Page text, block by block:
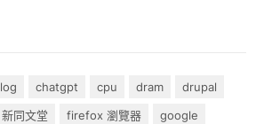
chatgpt cpu dram
drupal
同文堂 firefox 瀏覽器
google